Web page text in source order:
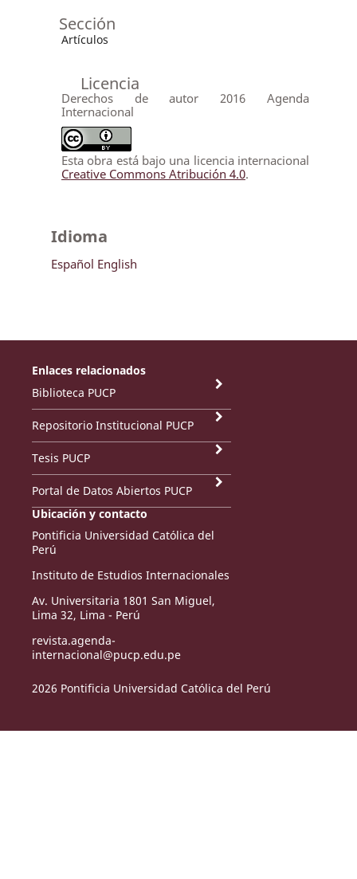
Sección
Artículos
Licencia
Derechos de autor 2016 Agenda
Internacional
Esta obra está bajo una licencia internacional
Creative Commons Atribución 4.0.
Idioma
Español English
Enlaces relacionados
Biblioteca PUCP
Repositorio Institucional PUCP
Tesis PUCP
Portal de Datos Abiertos PUCP
Ubicación y contacto
Pontificia Universidad Católica del
Perú
Instituto de Estudios Internacionales
Av. Universitaria 1801 San Miguel,
Lima 32, Lima - Perú
revista.agenda-
internacional@pucp.edu.pe
2026 Pontificia Universidad Católica del Perú